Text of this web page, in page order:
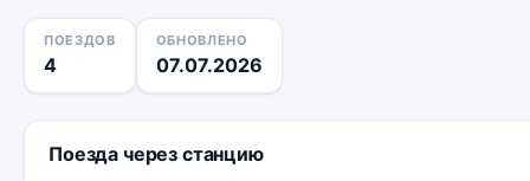
ПОЕЗДОВ
4
ОБНОВЛЕНО
07.07.2026
Поезда через станцию